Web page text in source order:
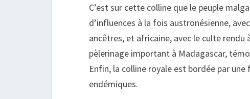
C’est sur cette colline que le peuple
d’influences à la fois austronésienne,
ancêtres, et africaine, avec le culte rendu
pèlerinage important à Madagascar,
Enfin, la colline royale est bordée par
endémiques.